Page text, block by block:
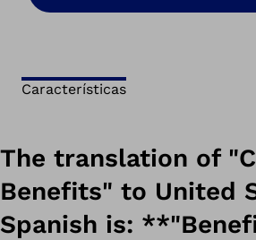
Características
The translation of
Benefits" to United
Spanish is: